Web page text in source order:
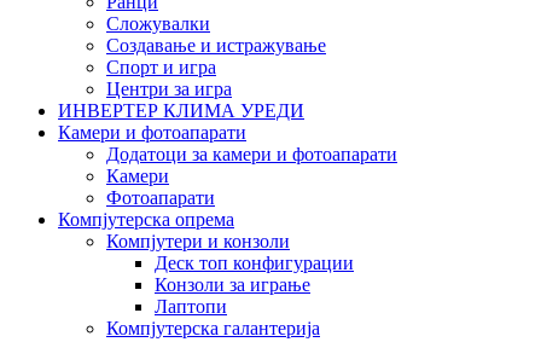
Сложувалки
Создавање и истражување
Спорт и игра
Центри за игра
ИНВЕРТЕР КЛИМА УРЕДИ
Камери и фотоапарати
Додатоци за камери и фотоапарати
Камери
Фотоапарати
Компјутерска опрема
Компјутери и конзоли
Деск топ конфигурации
Конзоли за играње
Лаптопи
Компјутерска галантерија